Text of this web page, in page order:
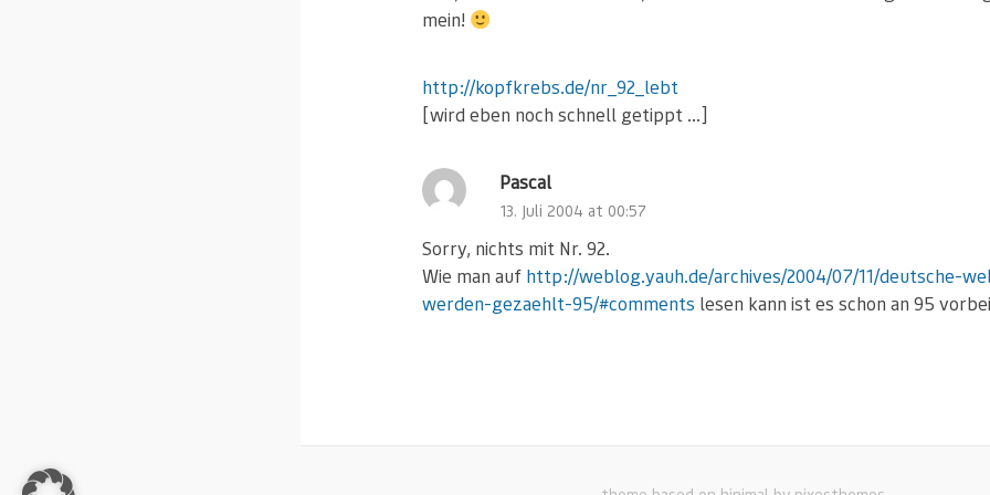
mein!
http://kopfkrebs.de/nr_92_lebt
[wird eben noch schnell getippt …]
Pascal
13. Juli 2004 at 00:57
Sorry, nichts mit Nr. 92.
Wie man auf http://weblog.yauh.de/archives/2004/07/11/deutsche-
werden-gezaehlt-95/#comments lesen kann ist es schon an 95